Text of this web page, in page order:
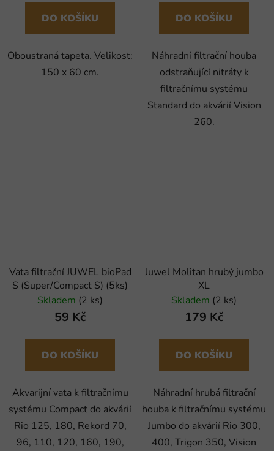
DO KOŠÍKU
Oboustraná tapeta. Velikost:
150 x 60 cm.
DO KOŠÍKU
Náhradní filtrační houba
odstraňující nitráty k
filtračnímu systému
Standard do akvárií Vision
260.
Vata filtrační JUWEL bioPad
S (Super/Compact S) (5ks)
Skladem (2 ks)
59 Kč
DO KOŠÍKU
Akvarijní vata k filtračnímu
systému Compact do akvárií
Rio 125, 180, Rekord 70,
96, 110, 120, 160, 190,
Juwel Molitan hrubý jumbo
XL
Skladem (2 ks)
179 Kč
DO KOŠÍKU
Náhradní hrubá filtrační
houba k filtračnímu systému
Jumbo do akvárií Rio 300,
400, Trigon 350, Vision